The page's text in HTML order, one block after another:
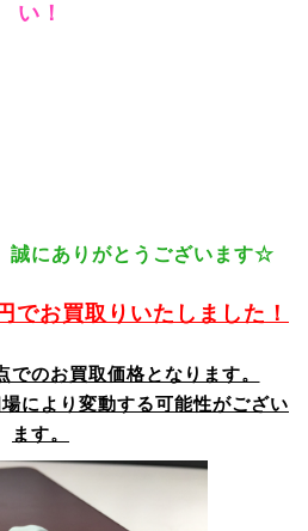
い！
誠にありがとうございます☆
でお買取りいたしました！
のお買取価格となります。
により変動する可能性がござい
ます。